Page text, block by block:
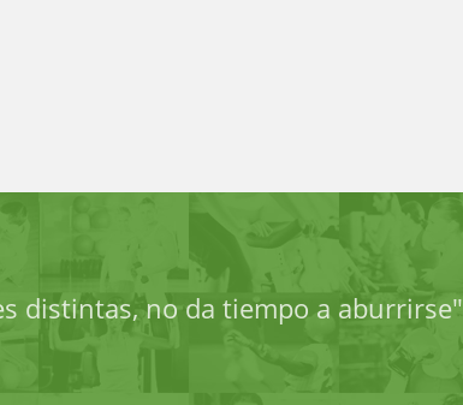
distintas, no da tiempo a aburrirse"